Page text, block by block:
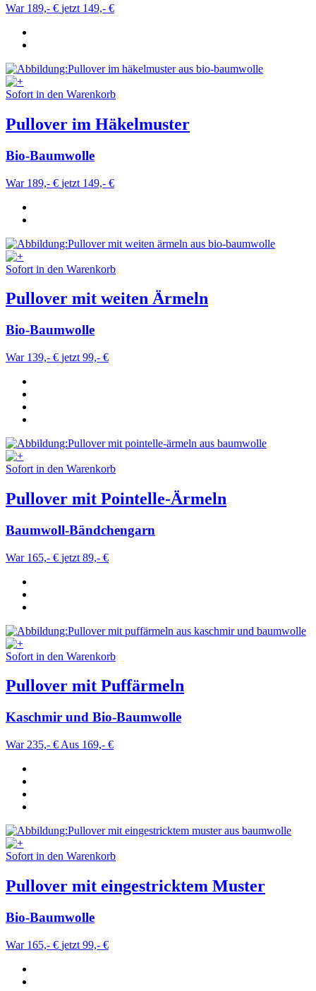
War 189,- € jetzt 149,- €
Sofort in den Warenkorb
Pullover im Häkelmuster
Bio-Baumwolle
War 189,- € jetzt 149,- €
Sofort in den Warenkorb
Pullover mit weiten Ärmeln
Bio-Baumwolle
War 139,- € jetzt 99,- €
Sofort in den Warenkorb
Pullover mit Pointelle-Ärmeln
Baumwoll-Bändchengarn
War 165,- € jetzt 89,- €
Sofort in den Warenkorb
Pullover mit Puffärmeln
Kaschmir und Bio-Baumwolle
War 235,- € Aus 169,- €
Sofort in den Warenkorb
Pullover mit eingestricktem Muster
Bio-Baumwolle
War 165,- € jetzt 99,- €